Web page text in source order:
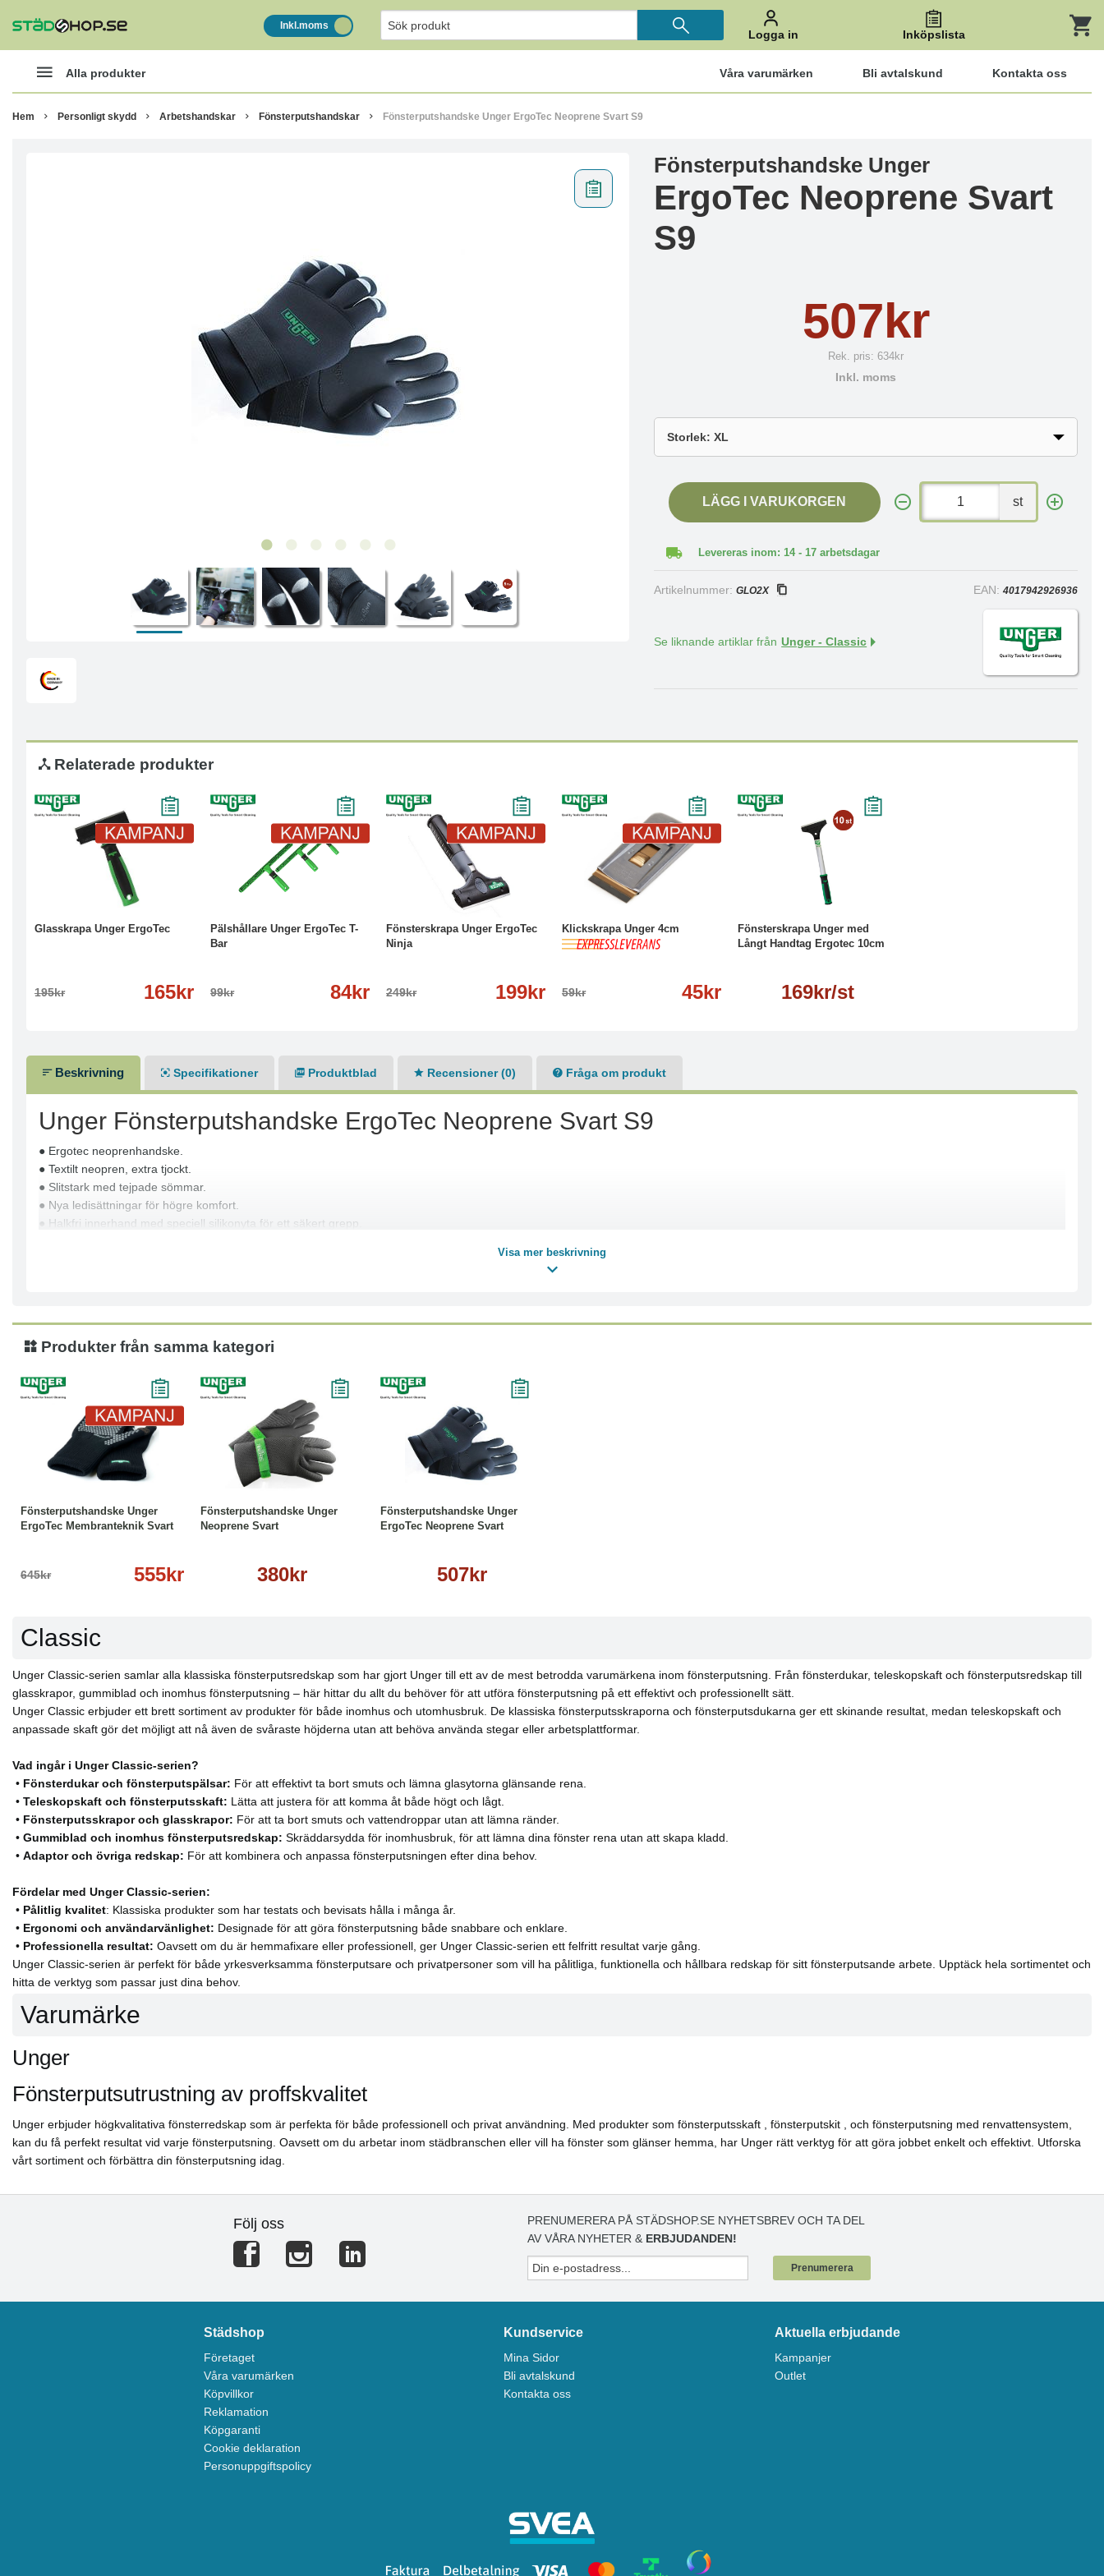
Inkl.moms
Logga in Inköpslista
Alla produkter Våra varumärken Bli avtalskund Kontakta oss
Hem Personligt skydd Arbetshandskar Fönsterputshandskar Fönsterputshandske Unger ErgoTec Neoprene Svart S9
Fönsterputshandske Unger
ErgoTec Neoprene Svart
S9
507kr
Rek. pris:634kr
Inkl. moms
LÄGG I VARUKORGEN st
Levereras inom: 14 - 17 arbetsdagar
Artikelnummer:GLO2X EAN: 4017942926936
Se liknande artiklar från Unger - Classic
Relaterade produkter
Glasskrapa Unger ErgoTec
195kr 165kr
Läs mer
Pälshållare Unger ErgoTec T-
Bar
99kr 84kr
-15%
Fönsterskrapa Unger ErgoTec
Ninja
249kr 199kr
Läs mer
Klickskrapa Unger 4cm
59kr 45kr
Köp
Fönsterskrapa Unger med
Långt Handtag Ergotec 10cm
169kr/st
Läs mer
Beskrivning Specifikationer Produktblad Recensioner (0) Fråga om produkt
Unger Fönsterputshandske ErgoTec Neoprene Svart S9
● Ergotec neoprenhandske.
● Textilt neopren, extra tjockt.
● Slitstark med tejpade sömmar.
● Nya ledisättningar för högre komfort.
● Halkfri innerhand med speciell silikonyta för ett säkert grepp.
Visa mer beskrivning
Produkter från samma kategori
Fönsterputshandske Unger
ErgoTec Membranteknik Svart
645kr 555kr
-14% Läs mer
Fönsterputshandske Unger
Neoprene Svart
380kr
Läs mer
Fönsterputshandske Unger
ErgoTec Neoprene Svart
507kr
Läs mer
Classic
Unger Classic-serien samlar alla klassiska fönsterputsredskap som har gjort Unger till ett av de mest betrodda varumärkena inom fönsterputsning. Från fönsterdukar, teleskopskaft och fönsterputsredskap till
glasskrapor, gummiblad och inomhus fönsterputsning – här hittar du allt du behöver för att utföra fönsterputsning på ett effektivt och professionellt sätt.
Unger Classic erbjuder ett brett sortiment av produkter för både inomhus och utomhusbruk. De klassiska fönsterputsskraporna och fönsterputsdukarna ger ett skinande resultat, medan teleskopskaft och
anpassade skaft gör det möjligt att nå även de svåraste höjderna utan att behöva använda stegar eller arbetsplattformar.
Vad ingår i Unger Classic-serien?
• Fönsterdukar och fönsterputspälsar: För att effektivt ta bort smuts och lämna glasytorna glänsande rena.
• Teleskopskaft och fönsterputsskaft: Lätta att justera för att komma åt både högt och lågt.
• Fönsterputsskrapor och glasskrapor: För att ta bort smuts och vattendroppar utan att lämna ränder.
• Gummiblad och inomhus fönsterputsredskap: Skräddarsydda för inomhusbruk, för att lämna dina fönster rena utan att skapa kladd.
• Adaptor och övriga redskap: För att kombinera och anpassa fönsterputsningen efter dina behov.
Fördelar med Unger Classic-serien:
• Pålitlig kvalitet: Klassiska produkter som har testats och bevisats hålla i många år.
• Ergonomi och användarvänlighet: Designade för att göra fönsterputsning både snabbare och enklare.
• Professionella resultat: Oavsett om du är hemmafixare eller professionell, ger Unger Classic-serien ett felfritt resultat varje gång.
Unger Classic-serien är perfekt för både yrkesverksamma fönsterputsare och privatpersoner som vill ha pålitliga, funktionella och hållbara redskap för sitt fönsterputsande arbete. Upptäck hela sortimentet och
hitta de verktyg som passar just dina behov.
Varumärke
Unger
Fönsterputsutrustning av proffskvalitet
Unger erbjuder högkvalitativa fönsterredskap som är perfekta för både professionell och privat användning. Med produkter som fönsterputsskaft , fönsterputskit , och fönsterputsning med renvattensystem,
kan du få perfekt resultat vid varje fönsterputsning. Oavsett om du arbetar inom städbranschen eller vill ha fönster som glänser hemma, har Unger rätt verktyg för att göra jobbet enkelt och effektivt. Utforska
vårt sortiment och förbättra din fönsterputsning idag.
Följ oss
PRENUMERERA PÅ STÄDSHOP.SE NYHETSBREV OCH TA DEL
AV VÅRA NYHETER & ERBJUDANDEN!
Prenumerera
Städshop
Företaget
Våra varumärken
Köpvillkor
Reklamation
Köpgaranti
Cookie deklaration
Personuppgiftspolicy
Kundservice
Mina Sidor
Bli avtalskund
Kontakta oss
Aktuella erbjudande
Kampanjer
Outlet